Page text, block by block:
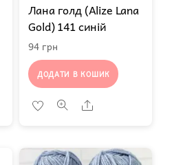
Лана голд (Alize Lana
Gold) 141 синій
94 грн
ДОДАТИ В КОШИК
Share